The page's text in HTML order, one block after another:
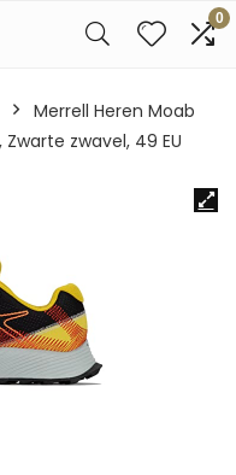
0
Merrell Heren Moab
Zwarte zwavel, 49 EU